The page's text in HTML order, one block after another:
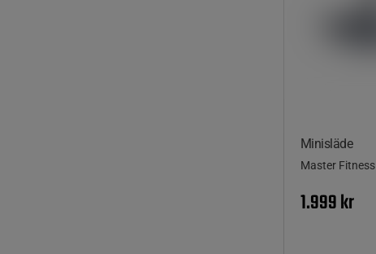
Minisläde
Master Fitness
1.999 kr